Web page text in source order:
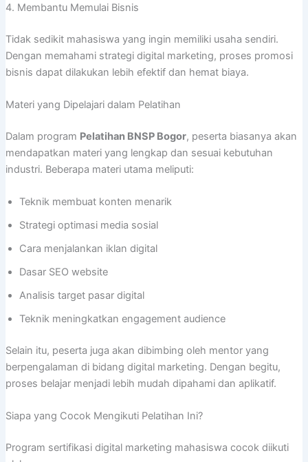
4. Membantu Memulai Bisnis
Tidak sedikit mahasiswa yang ingin memiliki usaha sendiri.
Dengan memahami strategi digital marketing, proses promosi
bisnis dapat dilakukan lebih efektif dan hemat biaya.
Materi yang Dipelajari dalam Pelatihan
Dalam program Pelatihan BNSP Bogor, peserta biasanya akan
mendapatkan materi yang lengkap dan sesuai kebutuhan
industri. Beberapa materi utama meliputi:
Teknik membuat konten menarik
Strategi optimasi media sosial
Cara menjalankan iklan digital
Dasar SEO website
Analisis target pasar digital
Teknik meningkatkan engagement audience
Selain itu, peserta juga akan dibimbing oleh mentor yang
berpengalaman di bidang digital marketing. Dengan begitu,
proses belajar menjadi lebih mudah dipahami dan aplikatif.
Siapa yang Cocok Mengikuti Pelatihan Ini?
Program sertifikasi digital marketing mahasiswa cocok diikuti